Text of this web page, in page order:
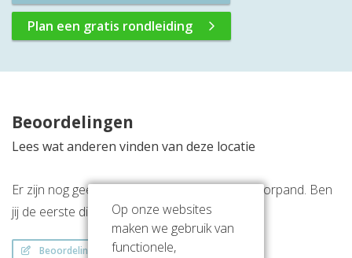
Plan een gratis rondleiding
Beoordelingen
Lees wat anderen vinden van deze locatie
Er zijn nog geen beoordelingen over dit kantoorpand. Ben
jij de eerste die een beoordeling achterlaat?
Beoordeling schrijven
Op onze websites
maken we gebruik van
functionele,